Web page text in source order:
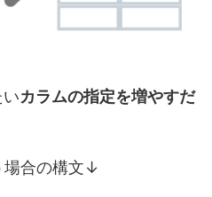
カラムの指定を増やすだ
場合の構文↓